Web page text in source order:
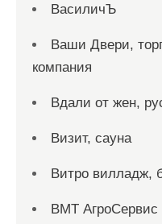
ВасиличЪ
Ваши Двери,
компания
Вдали от жен,
Визит, сауна
Витро вилладж,
ВМТ АгроСервис